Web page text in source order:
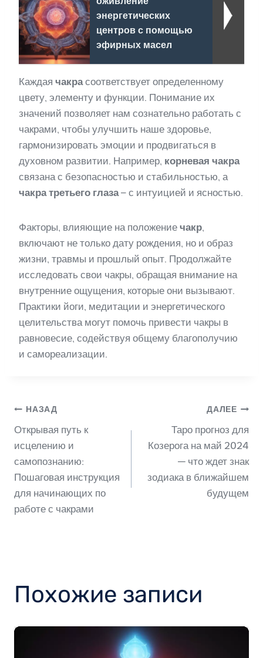
энергетических
центров с помощью
эфирных масел
Каждая чакрасоответствует определенному
цвету, элементу и функции. Понимание их
значений позволяет нам сознательно работать с
чакрами, чтобы улучшить наше здоровье,
гармонизировать эмоции и продвигаться в
духовном развитии. Например, корневая чакра
связана с безопасностью и стабильностью, а
чакра третьего глаза– с интуицией и ясностью.
Факторы, влияющие на положение чакр,
включают не только дату рождения, но и образ
жизни, травмы и прошлый опыт. Продолжайте
исследовать свои чакры, обращая внимание на
внутренние ощущения, которые они вызывают.
Практики йоги, медитации и энергетического
целительства могут помочь привести чакры в
равновесие, содействуя общему благополучию
и самореализации.
Навигация
по
записям
НАЗАД
Открывая путь к
исцелению и
самопознанию:
Пошаговая инструкция
для начинающих по
работе с чакрами
ДАЛЕЕ
Таро прогноз для
Козерога на май 2024
— что ждет знак
зодиака в ближайшем
будущем
Похожие записи